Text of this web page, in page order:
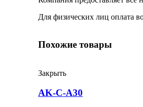
Для физических лиц оплата
Похожие товары
Закрыть
AK-C-A30